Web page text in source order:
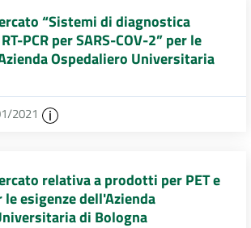
“Sistemi di diagnostica
PCR per SARS-COV-2” per le
Ospedaliero Universitaria
2021
relativa a prodotti per PET e
esigenze dell'Azienda
di Bologna